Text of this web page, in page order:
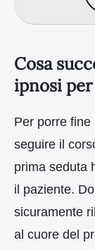
Cosa
ipnosi
Per porre
seguire il
prima seduta
il paziente.
sicuramente
al cuore del